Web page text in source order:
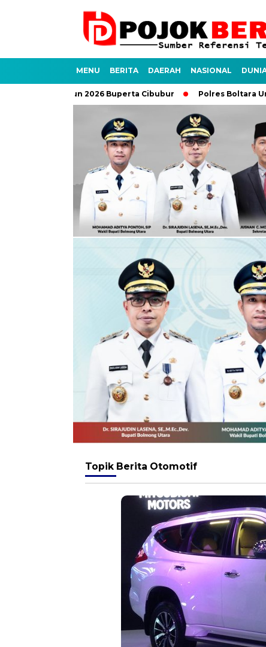
MENU BERITA DAERAH NASIONAL
Tahun 2026 Buperta Cibubur Polres Boltara Ungkap
Topik Berita Otomotif